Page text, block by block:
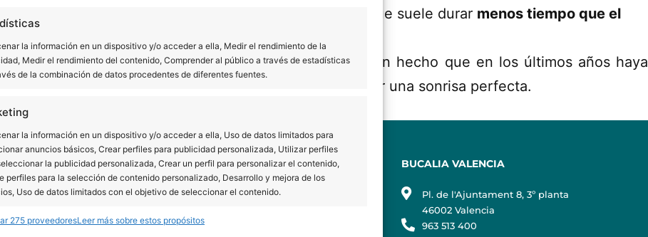
la información en un dispositivo y/o acceder a ella, Medir el rendimiento de la
Medir el rendimiento del contenido, Comprender al público a través de estadísticas
de la combinación de datos procedentes de diferentes fuentes.
la información en un dispositivo y/o acceder a ella, Uso de datos limitados para
anuncios básicos, Crear perfiles para publicidad personalizada, Utilizar perfiles
la publicidad personalizada, Crear un perfil para personalizar el contenido,
perfiles para la selección de contenido personalizado, Desarrollo y mejora de los
Uso de datos limitados con el objetivo de seleccionar el contenido.
275 proveedoresLeer más sobre estos propósitos
tipo de tratamiento dental hay que tener en cuenta que suele durar menos tiempo que el
se convierten en auténticas ventajas, son las que han hecho que en los últimos años haya
por la ortodoncia invisible a la hora de conseguir una sonrisa perfecta.
3, 3ª planta (edificio
Barcelona
BUCALIA L´HOSPITALET
C/ Lleida 28, bajos
932 610 054
BUCALIA VALENCIA
Pl. de l'Ajuntament 8, 3º planta
46002 Valencia
963 513 400